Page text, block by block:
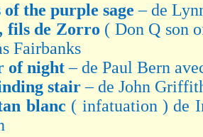
of the purple sage– de
fils de Zorro ( Don Q son
Fairbanks
of night– de Paul Bern
stair– de John
blanc ( infatuation ) de